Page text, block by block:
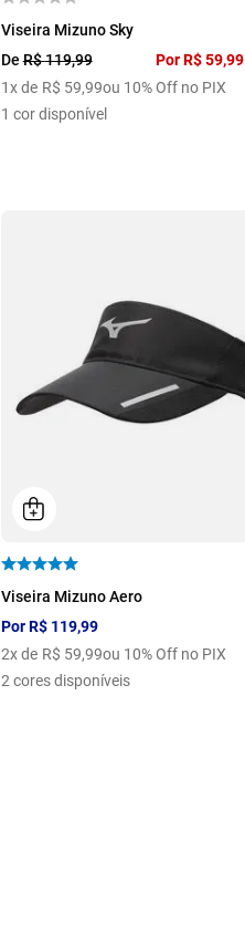
Viseira Mizuno Sky
DeR$119,99 PorR$ 59,99
1x de R$ 59,99ou 10% Off no PIX
1 cor disponível
U
Viseira Mizuno Aero
PorR$ 119,99
2x de R$ 59,99ou 10% Off no PIX
2 cores disponíveis